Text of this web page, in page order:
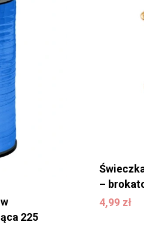
225
–
4,99 zł
4,99zł